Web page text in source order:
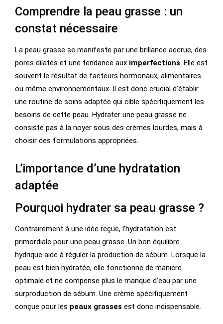
Comprendre la peau grasse : un
constat nécessaire
La peau grasse se manifeste par une brillance accrue, des
pores dilatés et une tendance aux imperfections. Elle est
souvent le résultat de facteurs hormonaux, alimentaires
ou même environnementaux. Il est donc crucial d’établir
une routine de soins adaptée qui cible spécifiquement les
besoins de cette peau. Hydrater une peau grasse ne
consiste pas à la noyer sous des crèmes lourdes, mais à
choisir des formulations appropriées.
L’importance d’une hydratation
adaptée
Pourquoi hydrater sa peau grasse ?
Contrairement à une idée reçue, l’hydratation est
primordiale pour une peau grasse. Un bon équilibre
hydrique aide à réguler la production de sébum. Lorsque la
peau est bien hydratée, elle fonctionne de manière
optimale et ne compense plus le manque d’eau par une
surproduction de sébum. Une crème spécifiquement
conçue pour les peaux grasses est donc indispensable.